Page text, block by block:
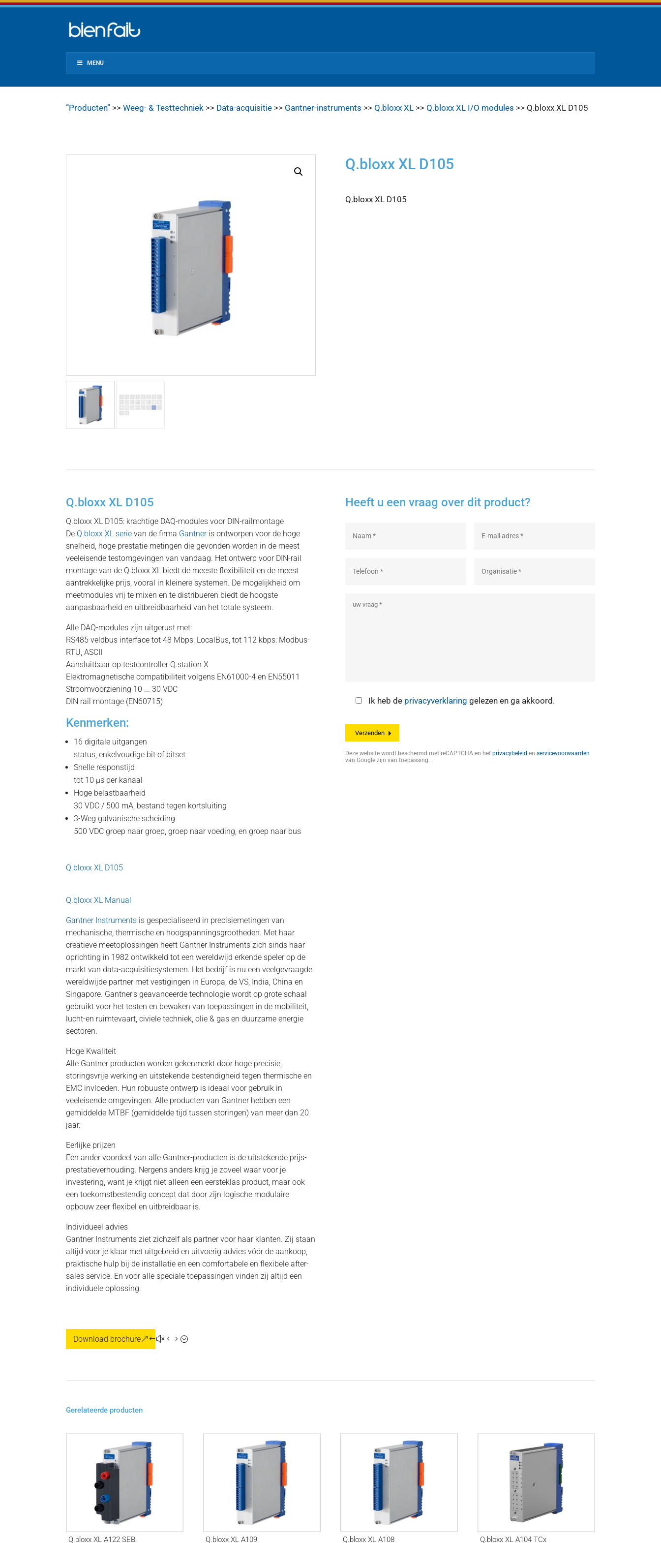
MENU
”Producten” >>Weeg- & Testtechniek >> Data-acquisitie >> Gantner-instruments >> Q.bloxx XL >> Q.bloxx XL I/O modules >> Q.bloxx XL D105
Q.bloxx XL D105
Q.bloxx XL D105
Q.bloxx XL D105
Q.bloxx XL D105: krachtige DAQ-modules voor DIN-railmontage
De Q.bloxx XL serie van de firma Gantneris ontworpen voor de hoge
snelheid, hoge prestatie metingen die gevonden worden in de meest
veeleisende testomgevingen van vandaag. Het ontwerp voor DIN-rail
montage van de Q.bloxx XL biedt de meeste flexibiliteit en de meest
aantrekkelijke prijs, vooral in kleinere systemen. De mogelijkheid om
meetmodules vrij te mixen en te distribueren biedt de hoogste
aanpasbaarheid en uitbreidbaarheid van het totale systeem.
Alle DAQ-modules zijn uitgerust met:
RS485 veldbus interface tot 48 Mbps: LocalBus, tot 112 kbps: Modbus-
RTU, ASCII
Aansluitbaar op testcontroller Q.station X
Elektromagnetische compatibiliteit volgens EN61000-4 en EN55011
Stroomvoorziening 10 ... 30 VDC
DIN rail montage (EN60715)
Kenmerken:
16 digitale uitgangen
status, enkelvoudige bit of bitset
Snelle responstijd
tot 10 µs per kanaal
Hoge belastbaarheid
30 VDC / 500 mA, bestand tegen kortsluiting
3-Weg galvanische scheiding
500 VDC groep naar groep, groep naar voeding, en groep naar bus
Q.bloxx XL D105
Q.bloxx XL Manual
Gantner Instruments is gespecialiseerd in precisiemetingen van
mechanische, thermische en hoogspanningsgrootheden. Met haar
creatieve meetoplossingen heeft Gantner Instruments zich sinds haar
oprichting in 1982 ontwikkeld tot een wereldwijd erkende speler op de
markt van data-acquisitiesystemen. Het bedrijf is nu een veelgevraagde
wereldwijde partner met vestigingen in Europa, de VS, India, China en
Singapore. Gantner's geavanceerde technologie wordt op grote schaal
gebruikt voor het testen en bewaken van toepassingen in de mobiliteit,
lucht-en ruimtevaart, civiele techniek, olie & gas en duurzame energie
sectoren.
Hoge Kwaliteit
Alle Gantner producten worden gekenmerkt door hoge precisie,
storingsvrije werking en uitstekende bestendigheid tegen thermische en
EMC invloeden. Hun robuuste ontwerp is ideaal voor gebruik in
veeleisende omgevingen. Alle producten van Gantner hebben een
gemiddelde MTBF (gemiddelde tijd tussen storingen) van meer dan 20
jaar.
Eerlijke prijzen
Een ander voordeel van alle Gantner-producten is de uitstekende prijs-
prestatieverhouding. Nergens anders krijg je zoveel waar voor je
investering, want je krijgt niet alleen een eersteklas product, maar ook
een toekomstbestendig concept dat door zijn logische modulaire
opbouw zeer flexibel en uitbreidbaar is.
Individueel advies
Gantner Instruments ziet zichzelf als partner voor haar klanten. Zij staan
altijd voor je klaar met uitgebreid en uitvoerig advies vóór de aankoop,
praktische hulp bij de installatie en een comfortabele en flexibele after-
sales service. En voor alle speciale toepassingen vinden zij altijd een
individuele oplossing.
Download brochure
Heeft u een vraag over dit product?
Ik heb de privacyverklaring gelezen en ga akkoord.
Deze website wordt beschermd met reCAPTCHA en het privacybeleid en servicevoorwaarden
van Google zijn van toepassing.
Gerelateerde producten
Q.bloxx XL A122 SEB Q.bloxx XL A109 Q.bloxx XL A108 Q.bloxx XL A104 TCx